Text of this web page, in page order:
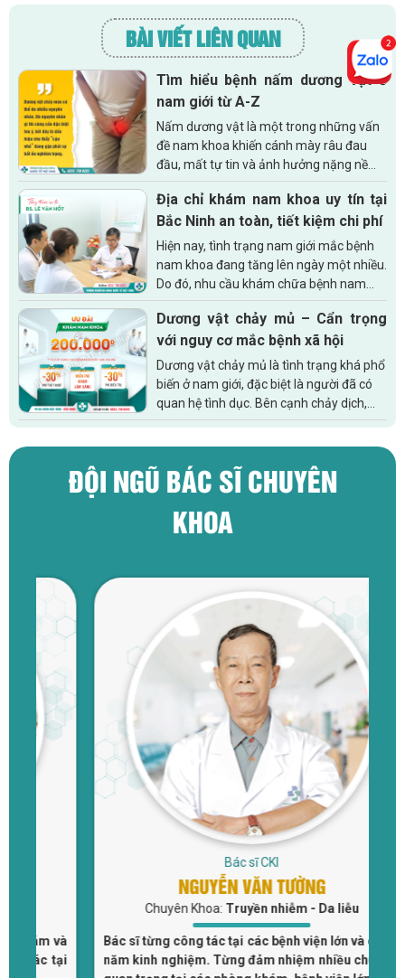
BÀI VIẾT LIÊN QUAN
Tìm hiểu bệnh nấm dương vật ở
nam giới từ A-Z
Nấm dương vật là một trong những vấn
đề nam khoa khiến cánh mày râu đau
đầu, mất tự tin và ảnh hưởng nặng nề
đến chất lượng cuộc sống. Hiểu rõ về căn
bệnh này từ nguyên nhân, dấu...
Địa chỉ khám nam khoa uy tín tại
Bắc Ninh an toàn, tiết kiệm chi phí
Hiện nay, tình trạng nam giới mắc bệnh
nam khoa đang tăng lên ngày một nhiều.
Do đó, nhu cầu khám chữa bệnh nam
khoa cũng tăng theo. Để an tâm điều
trị căn bệnh của mình thì việc tìm kiếm...
Dương vật chảy mủ – Cẩn trọng
với nguy cơ mắc bệnh xã hội
Dương vật chảy mủ là tình trạng khá phổ
biến ở nam giới, đặc biệt là người đã có
quan hệ tình dục. Bên cạnh chảy dịch,
một số người còn bị đau rát, sưng tấy…
ĐỘI NGŨ BÁC SĨ CHUYÊN
KHOA
Bác sĩ CKI
NGUYỄN VĂN TƯỜNG
Chuyên Khoa:Truyền nhiễm - Da liễu
Bác sĩ từng công tác tại các bệnh viện lớn và có 20
năm kinh nghiệm. Từng đảm nhiệm nhiều chức vụ